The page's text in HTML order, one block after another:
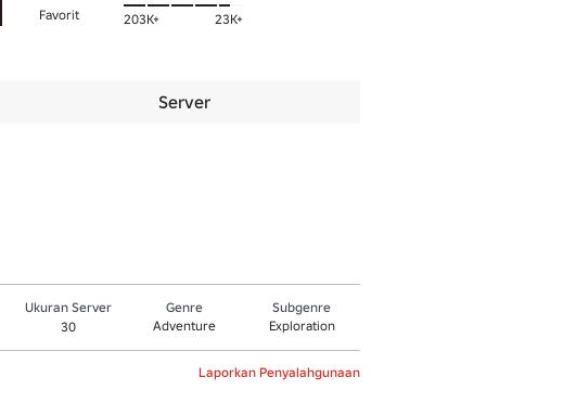
Favorit 203K+ 23K+
Server
Ukuran Server
30
Genre
Adventure
Subgenre
Exploration
Laporkan Penyalahgunaan